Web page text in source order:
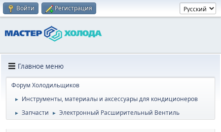
Войти Регистрация
Главное меню
Форум Холодильщиков
► Инструменты, материалы и аксессуары для кондиционеров
► Запчасти ► Электронный Расширительный Вентиль